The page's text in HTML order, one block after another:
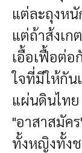
แต่ละถุงหนั
แต่ถ้าส้งเก
เอื้อเฟื้อต่
ใจที่มีให้กัน
แผ่นดินไท
"อาสาสมัค
ทั้งหญิงทั้ง